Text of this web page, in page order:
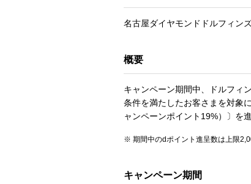
名古屋ダイヤモンドドルフィン
概要
キャンペーン期間中、ドルフィ
条件を満たしたお客さまを対象
ャンペーンポイント19%）〕を
期間中のdポイント進呈数は上限
キャンペーン期間